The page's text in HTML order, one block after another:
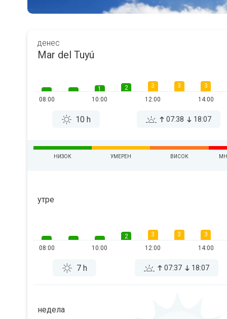
денес
Mar del Tuyú
08:00
1
10:00
2
3
12:00
3
3
14:00
10 h 07:38 18:07
НИЗОК УМЕРЕН ВИСОК
утре
08:00 10:00
2
3
12:00
3
3
14:00
7 h 07:37 18:07
недела